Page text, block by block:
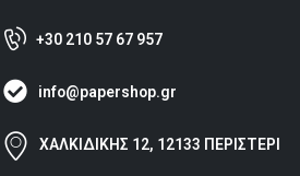
+30 210 57 67 957
info@papershop.gr
ΧΑΛΚΙΔΙΚΗΣ 12, 12133 ΠΕΡΙΣΤΕΡΙ